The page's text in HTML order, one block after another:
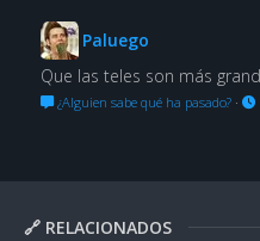
🔗 RELACIONADOS
Paluego
Que las teles son más
¿Alguien sabe qué ha pasado?·